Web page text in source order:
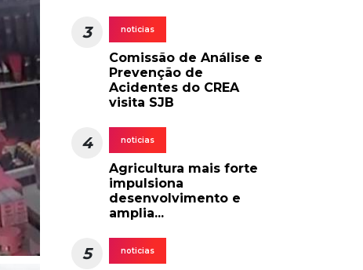
3 noticias
Comissão de Análise e
Prevenção de
Acidentes do CREA
visita SJB
4 noticias
Agricultura mais forte
impulsiona
desenvolvimento e
amplia...
5 noticias